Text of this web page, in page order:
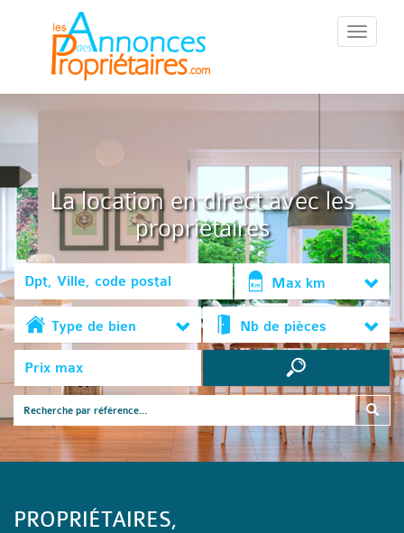
::Menu::
La location en direct avec les
propriétaires
Max km
Type de bien Nb de pièces
PROPRIÉTAIRES,